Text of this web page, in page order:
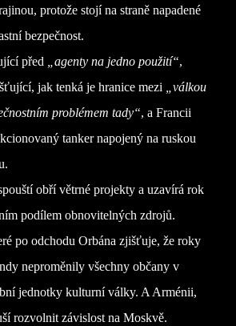
protože stojí na straně napadené
bezpečnost.
před
„agenty na jedno použití“,
jak tenká je hranice mezi
„válkou
problémem tady“, a Francii
tanker napojený na ruskou
obří větrné projekty a uzavírá rok
podílem obnovitelných zdrojů.
po odchodu Orbána zjišťuje, že roky
neproměnily všechny občany v
jednotky kulturní války. A Arménii,
rozvolnit závislost na Moskvě.